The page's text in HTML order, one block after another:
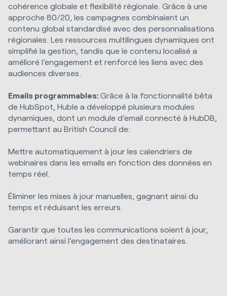
cohérence globale et flexibilité régionale. Grâce à une
approche 80/20, les campagnes combinaient un
contenu global standardisé avec des personnalisations
régionales. Les ressources multilingues dynamiques ont
simplifié la gestion, tandis que le contenu localisé a
amélioré l’engagement et renforcé les liens avec des
audiences diverses.
Emails programmables:Grâce à la fonctionnalité bêta
de HubSpot, Huble a développé plusieurs modules
dynamiques, dont un module d’email connecté à HubDB,
permettant au British Council de:
Mettre automatiquement à jour les calendriers de
webinaires dans les emails en fonction des données en
temps réel.
Éliminer les mises à jour manuelles, gagnant ainsi du
temps et réduisant les erreurs.
Garantir que toutes les communications soient à jour,
améliorant ainsi l’engagement des destinataires.